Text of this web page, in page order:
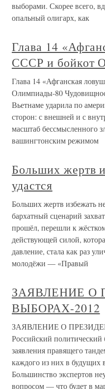
выборами. Скорее всего,
опальный олигарх, как
Глава 14
СССР и бойкот
Глава 14 «Афганская
Олимпиады-80
Вьетнаме ударила по
сторон: с внешней и с
масштаб бессмысленного
вашингтонским режимом
Больших жертв
удастся
Больших жертв избежать
бархатный сценарий
прошёл, перешли к
действующей силой,
давление, стала как раз
молодёжи — «Правый
ЗАЯВЛЕНИЕ О
ВЫБОРАХ-2012
ЗАЯВЛЕНИЕ О
Российский
заявления правящего
каждого из них в будущих
Большинство экспертов
вопросом — что будет в